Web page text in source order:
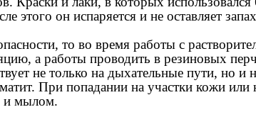
этого он испаряется и не оставляет
то во время работы с
а работы проводить в резиновых
не только на дыхательные пути, но и
При попадании на участки кожи
и мылом.